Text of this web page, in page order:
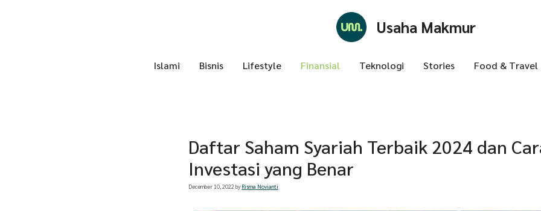
Usaha Makmur
Islami Bisnis Lifestyle Finansial Teknologi Stories Food & Travel
Daftar Saham Syariah Terbaik 2024 dan
Investasi yang Benar
December 10, 2022 by Risma Novianti